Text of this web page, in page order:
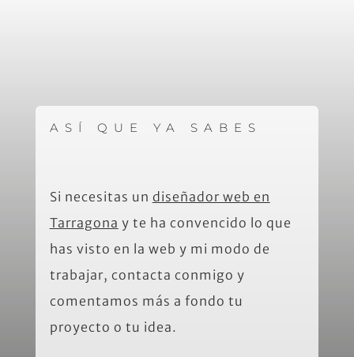
ASÍ QUE YA SABES
Si necesitas un diseñador web en
Tarragona y te ha convencido lo que
has visto en la web y mi modo de
trabajar, contacta conmigo y
comentamos más a fondo tu
proyecto o tu idea.